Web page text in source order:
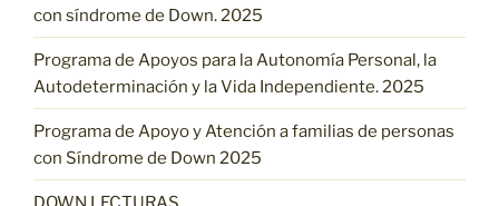
con síndrome de Down. 2025
Programa de Apoyos para la Autonomía Personal, la
Autodeterminación y la Vida Independiente. 2025
Programa de Apoyo y Atención a familias de personas
con Síndrome de Down 2025